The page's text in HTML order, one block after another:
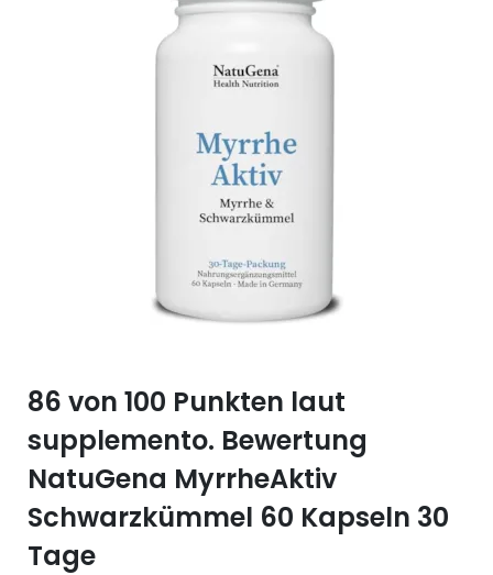
Selen (Se)
Silicium (Si)
Vitamin B12
Vitamin C
Vitamin K
Vitamin Q (Q10)
86 von 100 Punkten laut
supplemento. Bewertung
NatuGena MyrrheAktiv
Schwarzkümmel 60 Kapseln 30
Tage